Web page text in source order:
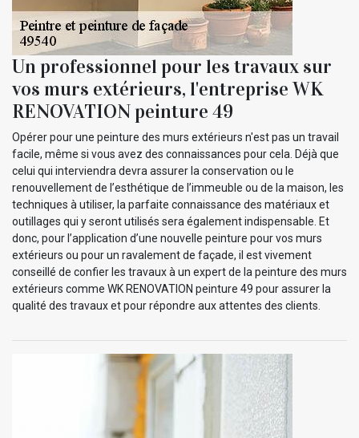
Un professionnel pour les travaux sur
vos murs extérieurs, l'entreprise WK
RENOVATION peinture 49
Opérer pour une peinture des murs extérieurs n'est pas un travail
facile, même si vous avez des connaissances pour cela. Déjà que
celui qui interviendra devra assurer la conservation ou le
renouvellement de l’esthétique de l’immeuble ou de la maison, les
techniques à utiliser, la parfaite connaissance des matériaux et
outillages qui y seront utilisés sera également indispensable. Et
donc, pour l’application d’une nouvelle peinture pour vos murs
extérieurs ou pour un ravalement de façade, il est vivement
conseillé de confier les travaux à un expert de la peinture des murs
extérieurs comme WK RENOVATION peinture 49 pour assurer la
qualité des travaux et pour répondre aux attentes des clients.